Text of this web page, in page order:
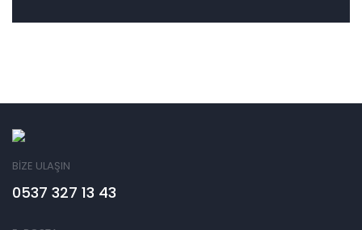
BİZE ULAŞIN
0537 327 13 43